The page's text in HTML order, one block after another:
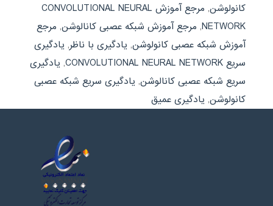
کانولوشن,
مرجع آموزش CONVOLUTIONAL NEURAL
NETWORK
, مرجع آموزش شبکه عصبی کانالوشن, مرجع
آموزش شبکه عصبی کانولوشن, یادگیری با ناظر, یادگیری
سریع CONVOLUTIONAL NEURAL NETWORK
, یادگیری
سریع شبکه عصبی کانالوشن, یادگیری سریع شبکه عصبی
کانولوشن, یادگیری عمیق